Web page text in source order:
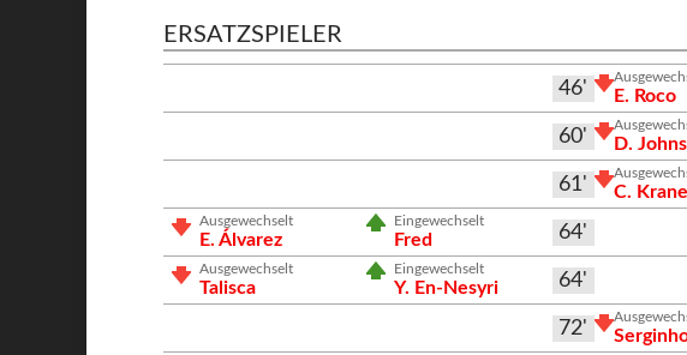
ERSATZSPIELER
46' E. Roco
60' D.
61' C.
Ausgewechselt
E. Álvarez
Eingewechselt
Fred 64'
Ausgewechselt
Talisca
Eingewechselt
Y. En-Nesyri 64'
72'